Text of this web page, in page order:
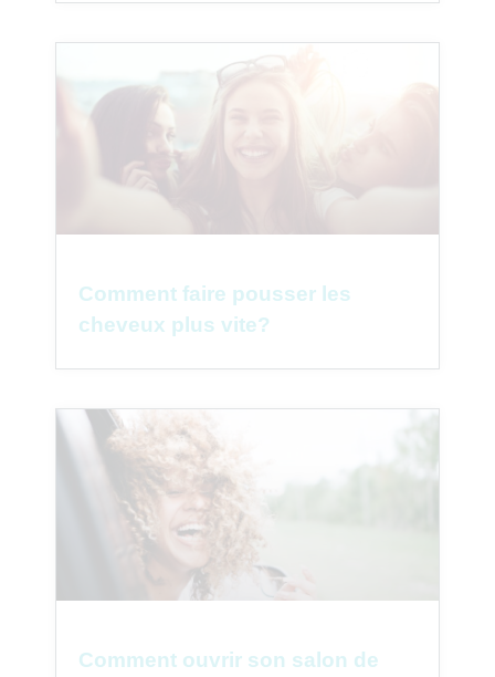
Comment faire pousser les
cheveux plus vite?
Comment ouvrir son salon de